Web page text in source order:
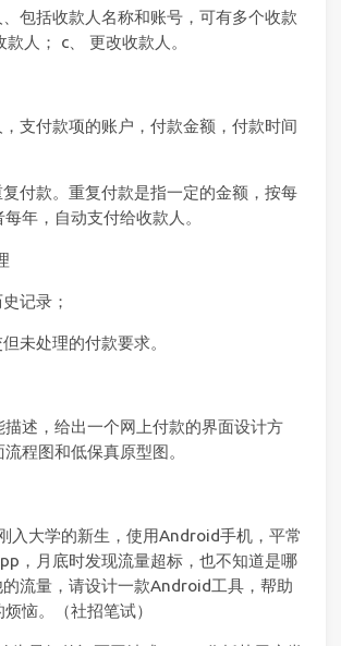
包括收款人名称和账号，可有多个收款
款人； c、 更改收款人。
支付款项的账户，付款金额，付款时间
付款。重复付款是指一定的金额，按每
年，自动支付给收款人。
记录；
未处理的付款要求。
述，给出一个网上付款的界面设计方
程图和低保真原型图。
入大学的新生，使用Android手机，平常
，月底时发现流量超标，也不知道是哪
流量，请设计一款Android工具，帮助
恼。（社招笔试）